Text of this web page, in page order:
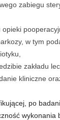
zabiegu
w tym
zakładu
kliniczne
po
wykonania